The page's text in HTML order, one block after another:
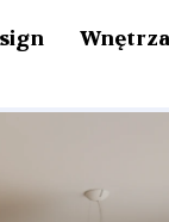
Wnętrza